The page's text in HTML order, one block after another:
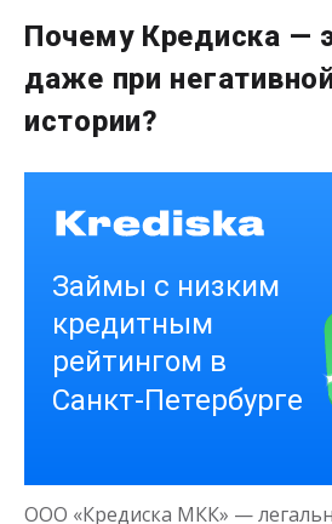
Сумма
Срок
Деньги на здоровье
Почему Кредиска —
даже при
истории?
ООО «Кредиска МКК» —